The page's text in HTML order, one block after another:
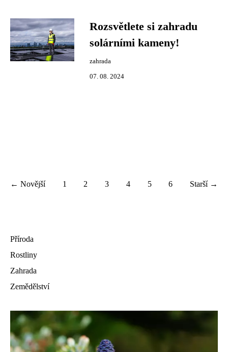
Rozsvětlete si zahradu
solárními kameny!
zahrada
07. 08. 2024
← Novější 1 2 3 4 5 6 Starší →
Příroda
Rostliny
Zahrada
Zemědělství